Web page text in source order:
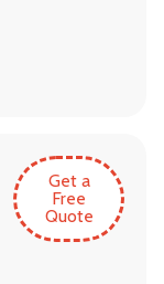
Get a
Free
Quote